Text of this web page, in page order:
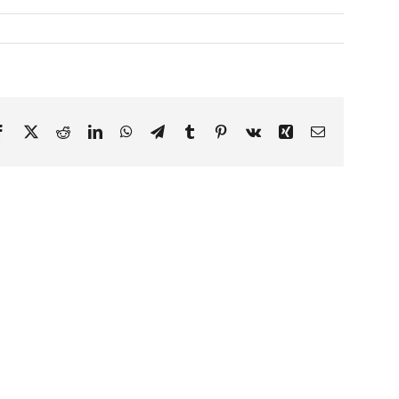
Facebook RedditLinkedInWhatsApp
TelegramTumblr PinterestVk Xing Email